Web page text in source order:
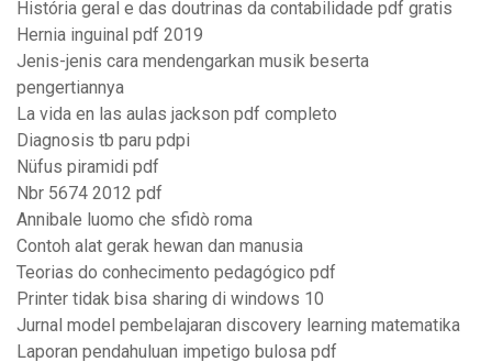
História geral e das doutrinas da contabilidade pdf gratis
Hernia inguinal pdf 2019
Jenis-jenis cara mendengarkan musik beserta
pengertiannya
La vida en las aulas jackson pdf completo
Diagnosis tb paru pdpi
Nüfus piramidi pdf
Nbr 5674 2012 pdf
Annibale luomo che sfidò roma
Contoh alat gerak hewan dan manusia
Teorias do conhecimento pedagógico pdf
Printer tidak bisa sharing di windows 10
Jurnal model pembelajaran discovery learning matematika
Laporan pendahuluan impetigo bulosa pdf